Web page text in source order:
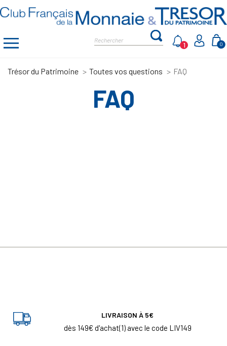
0
1
Trésor du Patrimoine Toutes vos questions FAQ
FAQ
LIVRAISON À 5€
dès 149€ d'achat(1) avec le code LIV149